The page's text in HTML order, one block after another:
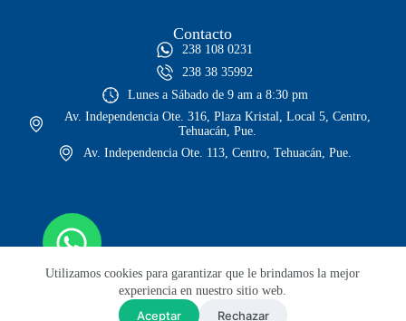
Utilizamos cookies para garantizar que le brindamos la mejor
experiencia en nuestro sitio web.
Aceptar Rechazar
Contacto
238 108 0231
238 38 35992
Lunes a Sábado de 9 am a 8:30 pm
Av. Independencia Ote. 316, Plaza Kristal, Local 5, Centro,
Tehuacán, Pue.
Av. Independencia Ote. 113, Centro, Tehuacán, Pue.